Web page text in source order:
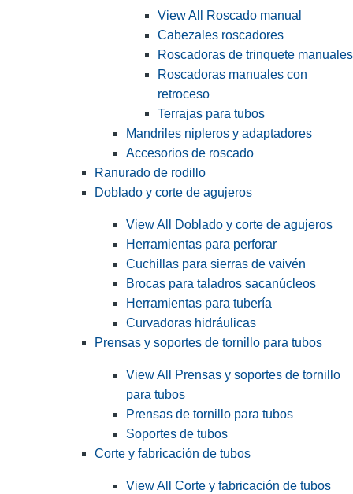
View All Roscado manual
Cabezales roscadores
Roscadoras de trinquete manuales
Roscadoras manuales con
retroceso
Terrajas para tubos
Mandriles nipleros y adaptadores
Accesorios de roscado
Ranurado de rodillo
Doblado y corte de agujeros
View All Doblado y corte de agujeros
Herramientas para perforar
Cuchillas para sierras de vaivén
Brocas para taladros sacanúcleos
Herramientas para tubería
Curvadoras hidráulicas
Prensas y soportes de tornillo para tubos
View All Prensas y soportes de tornillo
para tubos
Prensas de tornillo para tubos
Soportes de tubos
Corte y fabricación de tubos
View All Corte y fabricación de tubos